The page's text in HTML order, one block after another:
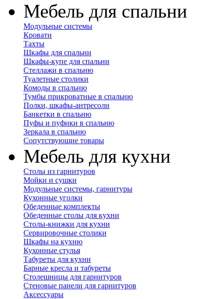
Мебель для спальни
Модульные системы
Кровати
Тахты
Шкафы для спальни
Шкафы-купе для спальни
Стеллажи в спальню
Туалетные столики
Комоды в спальню
Тумбы прикроватные в спальню
Полки, шкафы-антресоли
Банкетки в спальню
Пуфы и пуфики в спальню
Зеркала в спальню
Сопутствующие товары
Мебель для кухни
Столы из гарнитуров
Мойки и сушки
Модульные системы, гарнитуры
Кухонные уголки
Обеденные комплекты
Обеденные столы для кухни
Столы-книжки для кухни
Сервировочные столики
Шкафы на кухню
Кухонные стулья
Табуреты для кухни
Барные кресла и табуреты
Столешницы для гарнитуров
Стеновые панели для гарнитуров
Аксессуары